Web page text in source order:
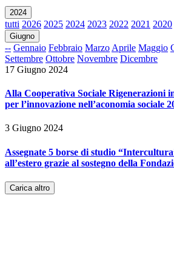
2024
tutti 2026 2025 2024 2023 2022 2021 2020
Giugno
-- Gennaio Febbraio Marzo Aprile Maggio
Settembre Ottobre Novembre Dicembre
17 Giugno 2024
Alla Cooperativa Sociale Rigenerazioni
per l’innovazione nell’aconomia sociale
3 Giugno 2024
Assegnate 5 borse di studio
all’estero grazie al sostegno della
Carica altro